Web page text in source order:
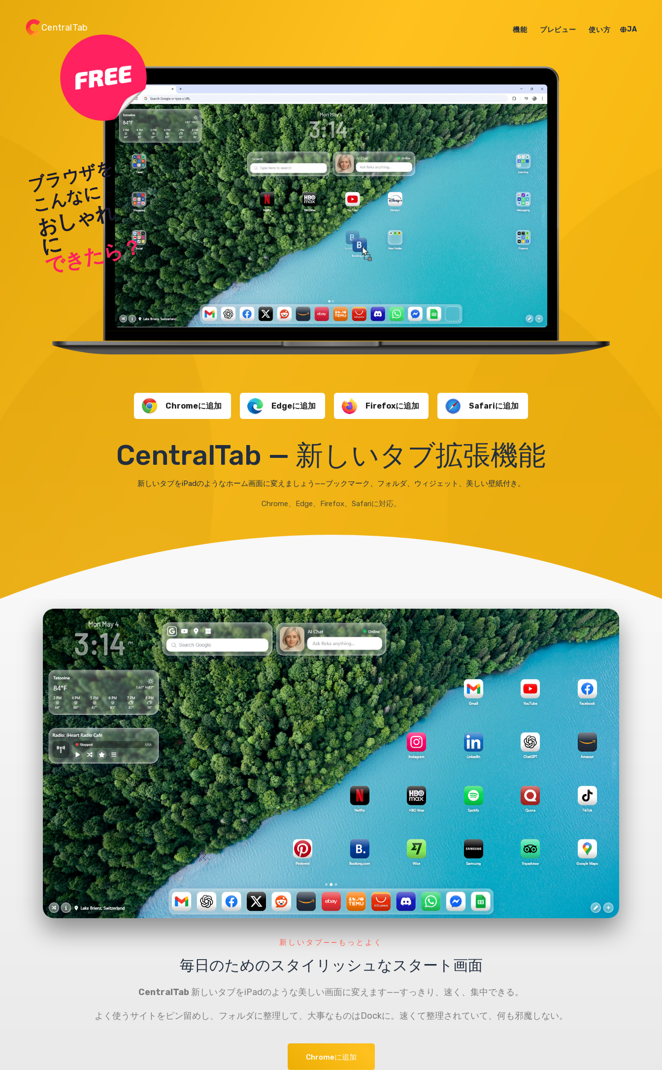
CentralTab 機能 プレビュー 使い方 JA
ブラウザを
こんなに
お
し
ゃ
れ
に
できたら？
Chromeに追加 Edgeに追加 Firefoxに追加 Safariに追加
CentralTab — 新しいタブ拡張機能
新しいタブをiPadのようなホーム画面に変えましょう——ブックマーク、フォルダ、ウィジェット、美しい壁紙付き。
Chrome、Edge、Firefox、Safariに対応。
新しいタブ——もっとよく
毎日のためのスタイリッシュなスタート画面
CentralTab 新しいタブをiPadのような美しい画面に変えます——すっきり、速く、集中できる。
よく使うサイトをピン留めし、フォルダに整理して、大事なものはDockに。速くて整理されていて、何も邪魔しない。
Chromeに追加